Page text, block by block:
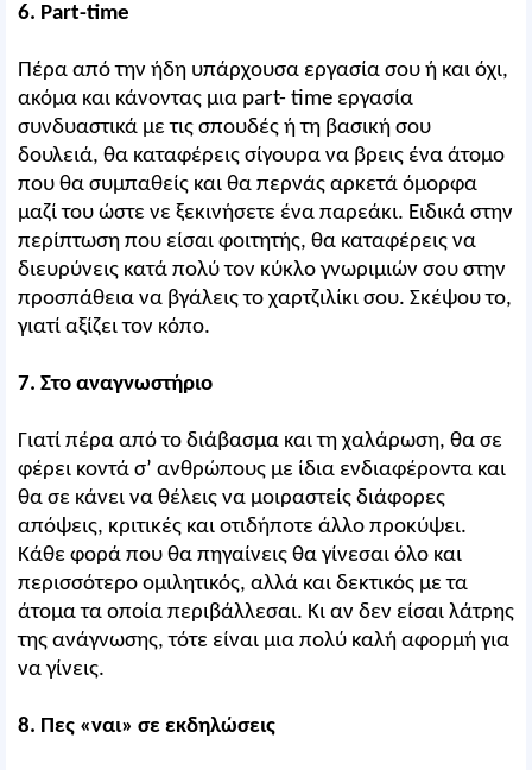
6. Part-time
Πέρα από την ήδη υπάρχουσα εργασία σου ή και όχι,
ακόμα και κάνοντας μια part- time εργασία
συνδυαστικά με τις σπουδές ή τη βασική σου
δουλειά, θα καταφέρεις σίγουρα να βρεις ένα άτομο
που θα συμπαθείς και θα περνάς αρκετά όμορφα
μαζί του ώστε νε ξεκινήσετε ένα παρεάκι. Ειδικά στην
περίπτωση που είσαι φοιτητής, θα καταφέρεις να
διευρύνεις κατά πολύ τον κύκλο γνωριμιών σου στην
προσπάθεια να βγάλεις το χαρτζιλίκι σου. Σκέψου το,
γιατί αξίζει τον κόπο.
7. Στο αναγνωστήριο
Γιατί πέρα από το διάβασμα και τη χαλάρωση, θα σε
φέρει κοντά σ’ ανθρώπους με ίδια ενδιαφέροντα και
θα σε κάνει να θέλεις να μοιραστείς διάφορες
απόψεις, κριτικές και οτιδήποτε άλλο προκύψει.
Κάθε φορά που θα πηγαίνεις θα γίνεσαι όλο και
περισσότερο ομιλητικός, αλλά και δεκτικός με τα
άτομα τα οποία περιβάλλεσαι. Κι αν δεν είσαι λάτρης
της ανάγνωσης, τότε είναι μια πολύ καλή αφορμή για
να γίνεις.
8. Πες «ναι» σε εκδηλώσεις